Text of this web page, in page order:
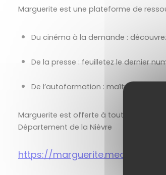
Marguerite est une plateforme de
Du cinéma à la demande :
De la presse : feuilletez le dernier
De l’autoformation : maîtrisez un
Marguerite est offerte à toute
Département de la Nièvre
https://